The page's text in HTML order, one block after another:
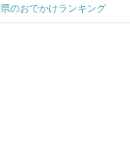
のおでかけランキング